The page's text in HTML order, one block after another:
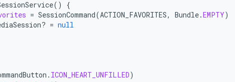
()
{
= SessionCommand(ACTION_FAVORITES, Bundle.EMPTY)
= null
. ICON_HEART_UNFILLED)